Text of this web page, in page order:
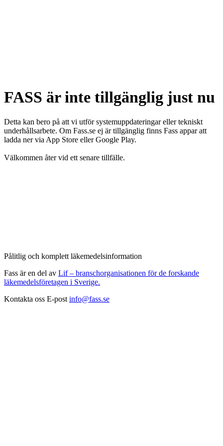
FASS är inte tillgänglig just nu
Detta kan bero på att vi utför systemuppdateringar eller tekniskt
underhållsarbete. Om Fass.se ej är tillgänglig finns Fass appar att
ladda ner via App Store eller Google Play.
Välkommen åter vid ett senare tillfälle.
Pålitlig och komplett läkemedelsinformation
Fass är en del av Lif – branschorganisationen för de forskande
läkemedelsföretagen i Sverige.
Kontakta oss E-post info@fass.se